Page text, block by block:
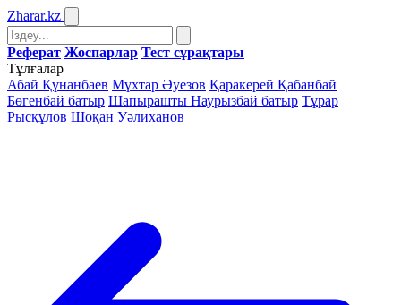
Zharar.kz
Реферат Жоспарлар Тест сұрақтары
Тұлғалар
Абай Құнанбаев Мұхтар Әуезов Қаракерей Қабанбай
Бөгенбай батыр Шапырашты Наурызбай батыр Тұрар
Рысқұлов Шоқан Уәлиханов